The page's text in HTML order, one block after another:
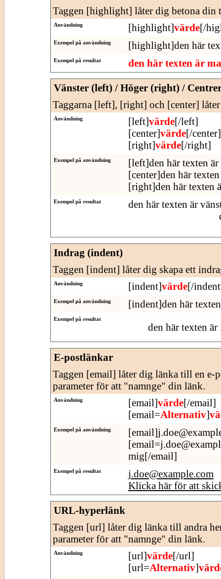
Taggen [highlight] låter dig betona din
Användning [highlight]värde[/
Exempel på användning [highlight]den här
Exempel på resultat den här texten är
Vänster (left) / Höger (right) /
Taggarna [left], [right] och [center]
Användning [left]värde[/left]
[center]värde[/center]
[right]värde[/right]
Exempel på användning
[left]den här texten
[center]den här
[right]den här texten
Exempel på resultat
den här texten är
Indrag (indent)
Taggen [indent] låter dig skapa ett
Användning [indent]värde[/
Exempel på användning [indent]den här
Exempel på resultat
den här texten är
E-postlänkar
Taggen [email] låter dig länka till en e-
parameter för att "namnge" din länk.
Användning [email]värde[/email]
[email=Alternativ]
Exempel på användning
mig[/email]
Exempel på resultat
j.doe@example.com
Klicka här för att
URL-hyperlänk
Taggen [url] låter dig länka till andra
parameter för att "namnge" din länk.
Användning [url]värde[/url]
[url=Alternativ]